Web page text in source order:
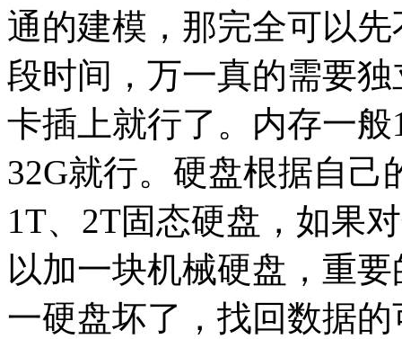
通的建模，那完全可以
段时间，万一真的需要
卡插上就行了。内存一
32G就行。硬盘根据自己
1T、2T固态硬盘，如果
以加一块机械硬盘，重
一硬盘坏了，找回数据